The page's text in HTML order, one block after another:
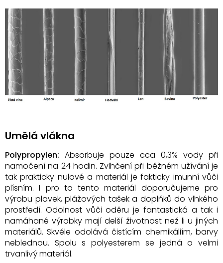
Umělá vlákna
Polypropylen: Absorbuje pouze cca 0,3% vody při
namočení na 24 hodin. Zvlhčení při běžném užívání je
tak prakticky nulové a materiál je fakticky imunní vůči
plísním. I pro to tento materiál doporučujeme pro
výrobu plavek, plážových tašek a doplňků do vlhkého
prostředí. Odolnost vůči oděru je fantastická a tak i
namáhané výrobky mají delší životnost než li u jiných
materiálů. Skvěle odolává čistícím chemikáliím, barvy
neblednou. Spolu s polyesterem se jedná o velmi
trvanlivý materiál.